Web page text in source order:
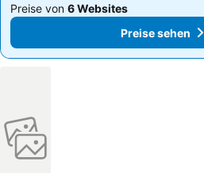
Preise von 6 Websites
Preise sehen
Preise von 6 Websites
Preise sehen